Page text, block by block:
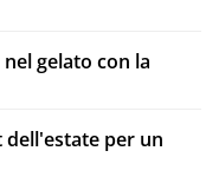
gelato con la
dell'estate per un